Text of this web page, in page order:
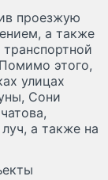
проезжую
а также
этого,
улицах
Сони
а также на